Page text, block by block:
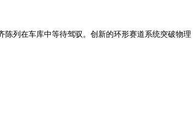
列在车库中等待驾驭。创新的环形赛道系统突破物理